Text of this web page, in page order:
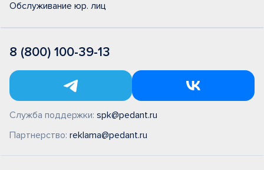
Обслуживание юр. лиц
8 (800) 100-39-13
Служба поддержки: spk@pedant.ru
Партнерство: reklama@pedant.ru